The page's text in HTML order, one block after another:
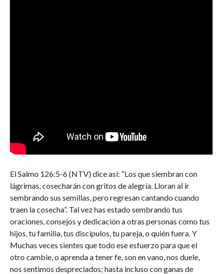
El Salmo 126:5-6 (NTV) dice así: “Los que siembran con
lágrimas, cosecharán con gritos de alegría. Lloran al ir
sembrando sus semillas, pero regresan cantando cuando
traen la cosecha”. Tal vez has estado sembrando tus
oraciones, consejos y dedicación a otras personas como tus
hijos, tu familia, tus discípulos, tu pareja, o quién fuera. Y
Muchas veces sientes que todo ese esfuerzo para que el
otro cambie, o aprenda a tener fe, son en vano, nos duele,
nos sentimos despreciados; hasta incluso con ganas de